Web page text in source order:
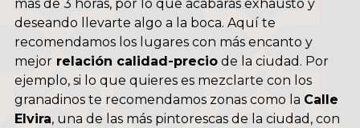
más de 3 horas, por lo que acabarás exhausto y
deseando llevarte algo a la boca. Aquí te
recomendamos los lugares con más encanto y
mejor relación calidad-precio de la ciudad. Por
ejemplo, si lo que quieres es mezclarte con los
granadinos te recomendamos zonas como la Calle
Elvira, una de las más pintorescas de la ciudad, con